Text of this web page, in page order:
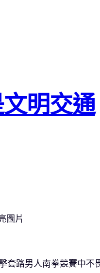
明交通
圖片
套路男人南拳競賽中